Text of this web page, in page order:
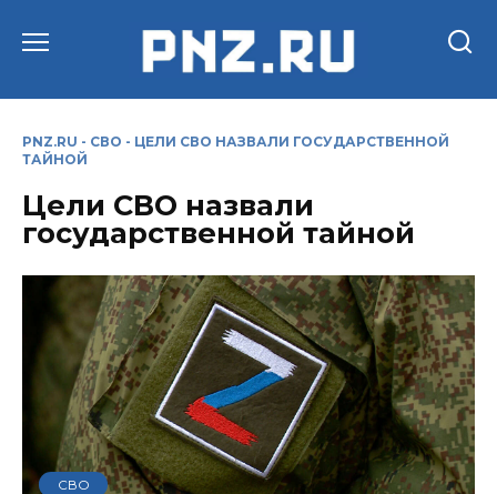
PNZ.RU - СВО - ЦЕЛИ СВО НАЗВАЛИ ГОСУДАРСТВЕННОЙ
ТАЙНОЙ
Цели СВО назвали
государственной тайной
СВО